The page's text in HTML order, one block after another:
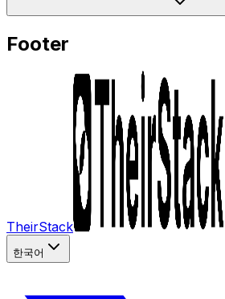
Footer
TheirStack
한국어